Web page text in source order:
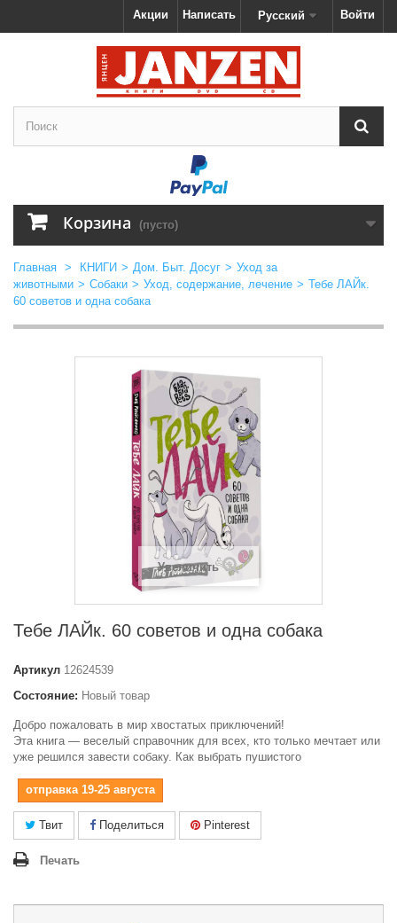
Войти
Русский
Написать
Акции
Корзина (пусто)
Главная > КНИГИ > Дом. Быт. Досуг > Уход за
животными > Собаки > Уход, содержание, лечение > Тебе ЛАЙк.
60 советов и одна собака
Увеличить
Тебе ЛАЙк. 60 советов и одна собака
Артикул 12624539
Состояние: Новый товар
Добро пожаловать в мир хвостатых приключений!
Эта книга — веселый справочник для всех, кто только мечтает или
уже решился завести собаку. Как выбрать пушистого
отправка 19-25 августа
Твит Поделиться Pinterest
Печать